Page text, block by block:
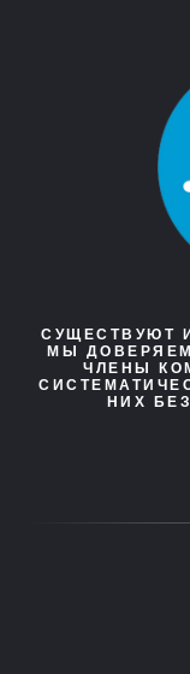
СУЩЕСТВУЮТ
МЫ
ЧЛЕНЫ
НИХ